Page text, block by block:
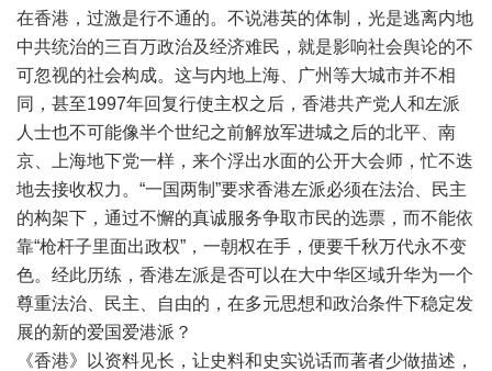
在香港，过激是行不通的。不说港英的体制，光是逃离内地
中共统治的三百万政治及经济难民，就是影响社会舆论的不
可忽视的社会构成。这与内地上海、广州等大城市并不相
同，甚至1997年回复行使主权之后，香港共产党人和左派
人士也不可能像半个世纪之前解放军进城之后的北平、南
京、上海地下党一样，来个浮出水面的公开大会师，忙不迭
地去接收权力。 “一国两制 ”要求香港左派必须在法治、民主
的构架下，通过不懈的真诚服务争取市民的选票，而不能依
靠“枪杆子里面出政权” ，一朝权在手，便要千秋万代永不变
色。经此历练，香港左派是否可以在大中华区域升华为一个
尊重法治、民主、自由的，在多元思想和政治条件下稳定发
展的新的爱国爱港派？
《香港》以资料见长，让史料和史实说话而著者少做描述，